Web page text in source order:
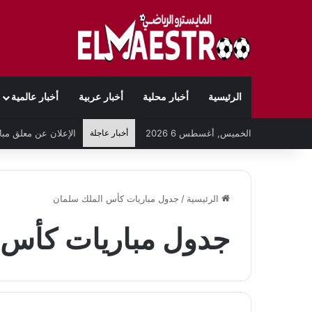
الرئيسية أخبار محلية أخبار عربية أخبار عالمية
الخميس, أغسطس 6 2026 أخبار عاجلة
الرئيسية / جدول مباريات كأس الملك سلمان
جدول مباريات